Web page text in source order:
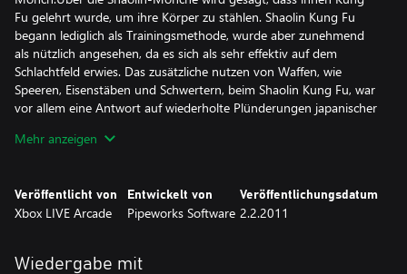
Fu gelehrt wurde, um ihre Körper zu stählen. Shaolin Kung Fu
begann lediglich als Trainingsmethode, wurde aber zunehmend
als nützlich angesehen, da es sich als sehr effektiv auf dem
Schlachtfeld erwies. Das zusätzliche nutzen von Waffen, wie
Speeren, Eisenstäben und Schwertern, beim Shaolin Kung Fu, war
vor allem eine Antwort auf wiederholte Plünderungen japanischer
diese nacheinander im Kampf mit anderen Spielern.
dem Gesundheitsstand (und den Verletzungen), mit dem er die
vorherige Runde beendet hat.
Mehr anzeigen
Veröffentlicht von
Xbox LIVE Arcade
Entwickelt von
Pipeworks Software
Veröffentlichungsdatum
2.2.2011
Wiedergabe mit